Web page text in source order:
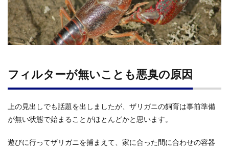
フィルターが無いことも悪臭の原因
上の見出しでも話題を出しましたが、ザリガニの飼育は事前準備
が無い状態で始まることがほとんどかと思います。
遊びに行ってザリガニを捕まえて、家に合った間に合わせの容器